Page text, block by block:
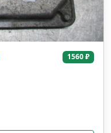
1560 ₽